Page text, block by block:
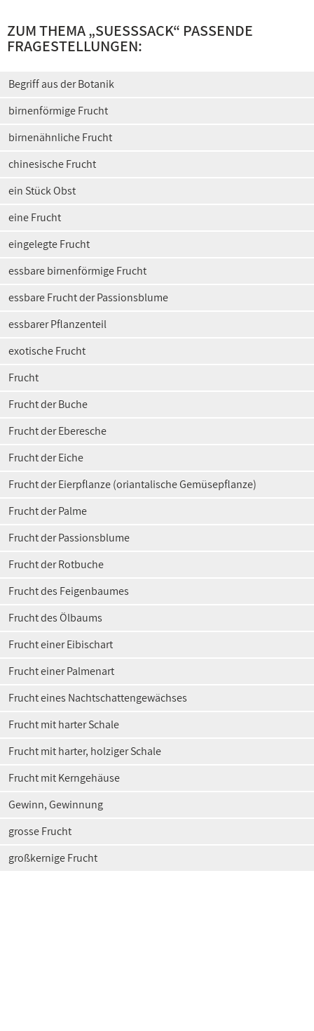
ZUM THEMA „SUESSSACK“ PASSENDE
FRAGESTELLUNGEN:
Begriff aus der Botanik
birnenförmige Frucht
birnenähnliche Frucht
chinesische Frucht
ein Stück Obst
eine Frucht
eingelegte Frucht
essbare birnenförmige Frucht
essbare Frucht der Passionsblume
essbarer Pflanzenteil
exotische Frucht
Frucht
Frucht der Buche
Frucht der Eberesche
Frucht der Eiche
Frucht der Eierpflanze (oriantalische Gemüsepflanze)
Frucht der Palme
Frucht der Passionsblume
Frucht der Rotbuche
Frucht des Feigenbaumes
Frucht des Ölbaums
Frucht einer Eibischart
Frucht einer Palmenart
Frucht eines Nachtschattengewächses
Frucht mit harter Schale
Frucht mit harter, holziger Schale
Frucht mit Kerngehäuse
Gewinn, Gewinnung
grosse Frucht
großkernige Frucht